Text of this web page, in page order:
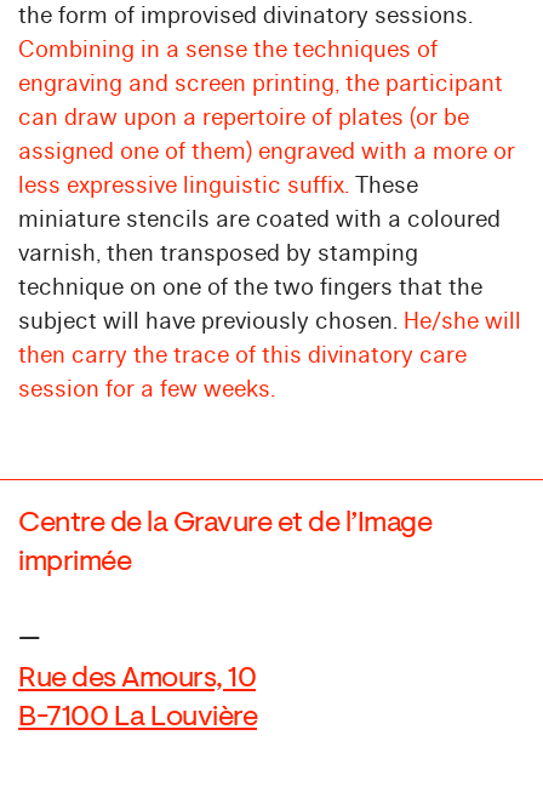
the form of improvised divinatory sessions.
Combining in a sense the techniques of
engraving and screen printing, the participant
can draw upon a repertoire of plates (or be
assigned one of them) engraved with a more or
less expressive linguistic suffix. These
miniature stencils are coated with a coloured
varnish, then transposed by stamping
technique on one of the two fingers that the
subject will have previously chosen. He/she will
then carry the trace of this divinatory care
session for a few weeks.
Centre de la Gravure et de l’Image
imprimée
—
Rue des Amours, 10
B-7100 La Louvière